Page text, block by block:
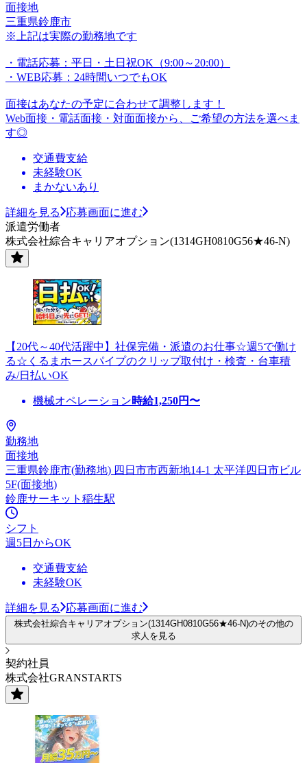
面接地
三重県鈴鹿市
※上記は実際の勤務地です
・電話応募：平日・土日祝OK（9:00～20:00）
・WEB応募：24時間いつでもOK
面接はあなたの予定に合わせて調整します！
Web面接・電話面接・対面面接から、ご希望の方法を選べま
す◎
交通費支給
未経験OK
まかないあり
詳細を見る
応募画面に進む
派遣労働者
株式会社綜合キャリアオプション(1314GH0810G56★46-N)
【20代～40代活躍中】社保完備・派遣のお仕事☆週5で働け
る☆くるまホースパイプのクリップ取付け・検査・台車積
み/日払いOK
機械オペレーション時給1,250円〜
勤務地
面接地
三重県鈴鹿市(勤務地) 四日市市西新地14-1 太平洋四日市ビル
5F(面接地)
鈴鹿サーキット稲生駅
シフト
週5日からOK
交通費支給
未経験OK
詳細を見る 応募画面に進む
株式会社綜合キャリアオプション(1314GH0810G56★46-N)のその他の
求人を見る
契約社員
株式会社GRANSTARTS